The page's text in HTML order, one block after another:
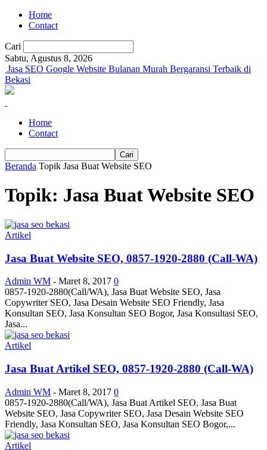
Home
Contact
Cari
Sabtu, Agustus 8, 2026
Jasa SEO Google Website Bulanan Murah Bergaransi Terbaik di
Bekasi
Home
Contact
Beranda Topik Jasa Buat Website SEO
Topik: Jasa Buat Website SEO
Artikel
Jasa Buat Website SEO, 0857-1920-2880 (Call-WA)
Admin WM - Maret 8, 2017 0
0857-1920-2880(Call/WA), Jasa Buat Website SEO, Jasa
Copywriter SEO, Jasa Desain Website SEO Friendly, Jasa
Konsultan SEO, Jasa Konsultan SEO Bogor, Jasa Konsultasi SEO,
Jasa...
Artikel
Jasa Buat Artikel SEO, 0857-1920-2880 (Call-WA)
Admin WM - Maret 8, 2017 0
0857-1920-2880(Call/WA), Jasa Buat Artikel SEO, Jasa Buat
Website SEO, Jasa Copywriter SEO, Jasa Desain Website SEO
Friendly, Jasa Konsultan SEO, Jasa Konsultan SEO Bogor,...
Artikel